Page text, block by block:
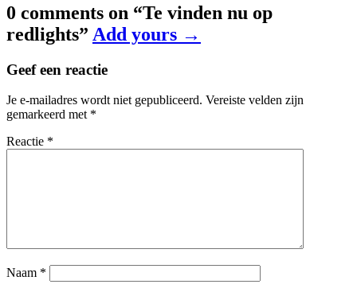
0 comments on “Te vinden nu op
redlights” Add yours →
Geef een reactie
Je e-mailadres wordt niet gepubliceerd. Vereiste velden zijn
gemarkeerd met *
Reactie *
Naam *